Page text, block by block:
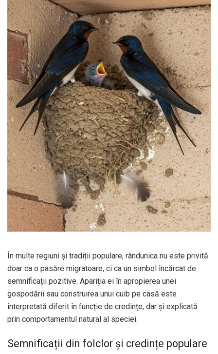
În multe regiuni și tradiții populare, rândunica nu este privită
doar ca o pasăre migratoare, ci ca un simbol încărcat de
semnificații pozitive. Apariția ei în apropierea unei
gospodării sau construirea unui cuib pe casă este
interpretată diferit în funcție de credințe, dar și explicată
prin comportamentul natural al speciei.
Semnificații din folclor și credințe populare